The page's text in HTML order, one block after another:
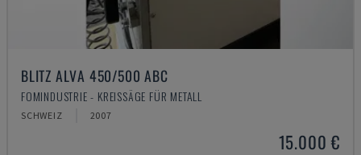
BLITZ ALVA 450/500 ABC
FOMINDUSTRIE - KREISSÄGE FÜR METALL
SCHWEIZ 2007
15.000 €